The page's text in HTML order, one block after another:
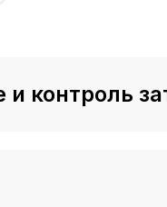
контроль